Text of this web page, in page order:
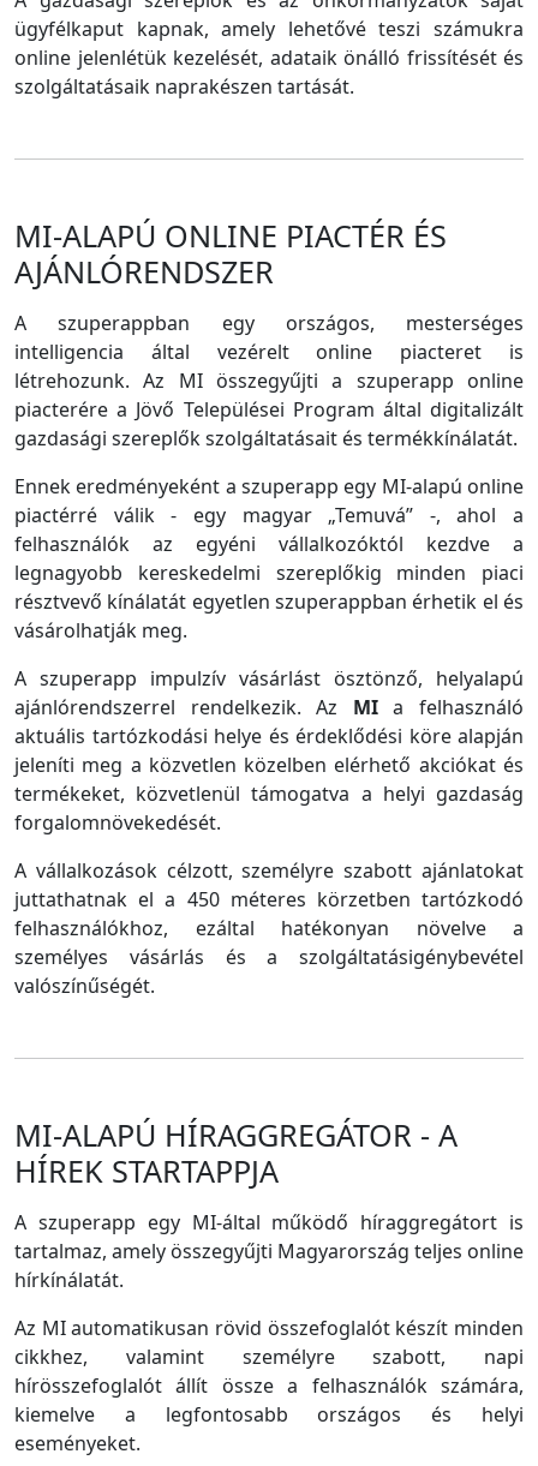
ügyfélkaput kapnak, amely lehetővé teszi számukra
online jelenlétük kezelését, adataik önálló frissítését és
szolgáltatásaik naprakészen tartását.
MI-ALAPÚ ONLINE PIACTÉR ÉS
AJÁNLÓRENDSZER
A szuperappban egy országos, mesterséges
intelligencia által vezérelt online piacteret is
létrehozunk. Az MI összegyűjti a szuperapp online
piacterére a Jövő Települései Program által digitalizált
gazdasági szereplők szolgáltatásait és termékkínálatát.
Ennek eredményeként a szuperapp egy MI-alapú online
piactérré válik - egy magyar „Temuvá” -, ahol a
felhasználók az egyéni vállalkozóktól kezdve a
legnagyobb kereskedelmi szereplőkig minden piaci
résztvevő kínálatát egyetlen szuperappban érhetik el és
vásárolhatják meg.
A szuperapp impulzív vásárlást ösztönző, helyalapú
ajánlórendszerrel rendelkezik. Az MIa felhasználó
aktuális tartózkodási helye és érdeklődési köre alapján
jeleníti meg a közvetlen közelben elérhető akciókat és
termékeket, közvetlenül támogatva a helyi gazdaság
forgalomnövekedését.
A vállalkozások célzott, személyre szabott ajánlatokat
juttathatnak el a 450 méteres körzetben tartózkodó
felhasználókhoz, ezáltal hatékonyan növelve a
személyes vásárlás és a szolgáltatásigénybevétel
valószínűségét.
MI-ALAPÚ HÍRAGGREGÁTOR - A
HÍREK STARTAPPJA
A szuperapp egy MI-által működő híraggregátort is
tartalmaz, amely összegyűjti Magyarország teljes online
hírkínálatát.
Az MI automatikusan rövid összefoglalót készít minden
cikkhez, valamint személyre szabott, napi
hírösszefoglalót állít össze a felhasználók számára,
kiemelve a legfontosabb országos és helyi
eseményeket.